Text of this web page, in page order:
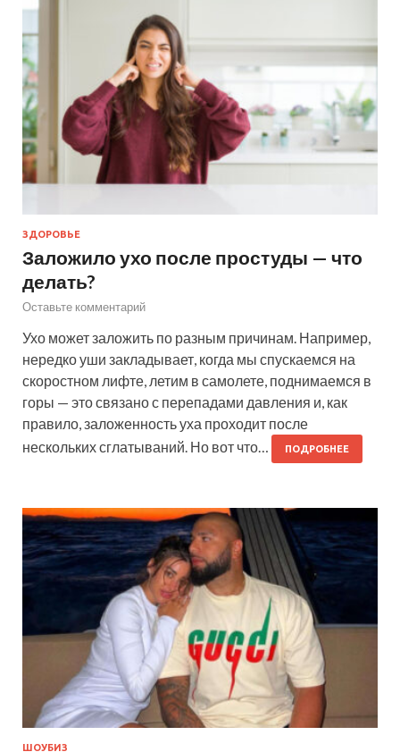
ЗДОРОВЬЕ
Заложило ухо после простуды — что
делать?
Оставьте комментарий
Ухо может заложить по разным причинам. Например,
нередко уши закладывает, когда мы спускаемся на
скоростном лифте, летим в самолете, поднимаемся в
горы — это связано с перепадами давления и, как
правило, заложенность уха проходит после
нескольких сглатываний. Но вот что…
ПОДРОБНЕЕ
ШОУБИЗ